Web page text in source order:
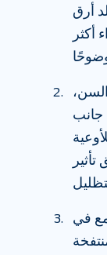
أرق
أكثر
جانب
في